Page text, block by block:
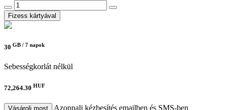
Fizess kártyával
30 GB / 7 napok
Sebességkorlát nélkül
72,264.30 HUF
Vásárolj most Azonnali kézbesítés emailben és SMS-ben